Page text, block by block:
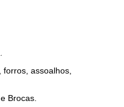
assoalhos,
Brocas.